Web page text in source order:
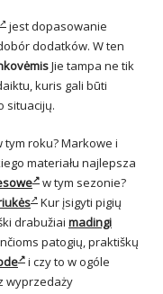
jest dopasowanie
dodatków. W ten
Jie tampa ne tik
kuris gali būti
situacijų.
tym roku? Markowe i
materiału najlepsza
w tym sezonie?
Kur įsigyti pigių
drabužiai madingi
patogių, praktiškų
i czy to w ogóle
wyprzedaży